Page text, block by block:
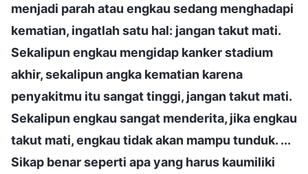
menjadi parah atau engkau sedang menghadapi
kematian, ingatlah satu hal: jangan takut mati.
Sekalipun engkau mengidap kanker stadium
akhir, sekalipun angka kematian karena
penyakitmu itu sangat tinggi, jangan takut mati.
Sekalipun engkau sangat menderita, jika engkau
takut mati, engkau tidak akan mampu tunduk. ...
Sikap benar seperti apa yang harus kaumiliki